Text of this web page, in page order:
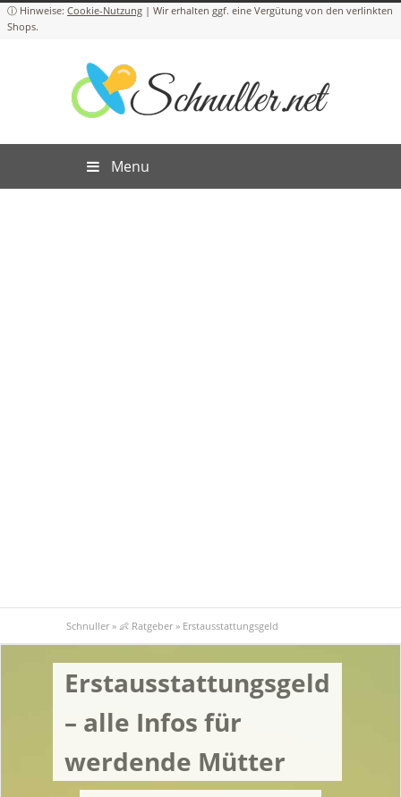
Cookie-Nutzung
Menu
Schnuller » 👶 Ratgeber » Erstausstattungsgeld
Erstausstattungsgeld
– alle Infos für
werdende Mütter